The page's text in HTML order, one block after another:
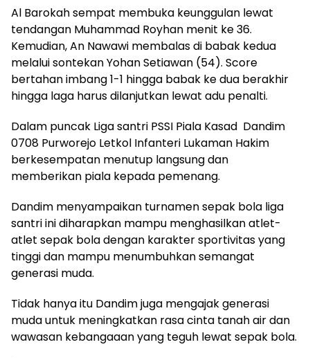
Al Barokah sempat membuka keunggulan lewat
tendangan Muhammad Royhan menit ke 36.
Kemudian, An Nawawi membalas di babak kedua
melalui sontekan Yohan Setiawan (54). Score
bertahan imbang 1-1 hingga babak ke dua berakhir
hingga laga harus dilanjutkan lewat adu penalti.
Dalam puncak Liga santri PSSI Piala Kasad Dandim
0708 Purworejo Letkol Infanteri Lukaman Hakim
berkesempatan menutup langsung dan
memberikan piala kepada pemenang.
Dandim menyampaikan turnamen sepak bola liga
santri ini diharapkan mampu menghasilkan atlet-
atlet sepak bola dengan karakter sportivitas yang
tinggi dan mampu menumbuhkan semangat
generasi muda.
Tidak hanya itu Dandim juga mengajak generasi
muda untuk meningkatkan rasa cinta tanah air dan
wawasan kebangaaan yang teguh lewat sepak bola.